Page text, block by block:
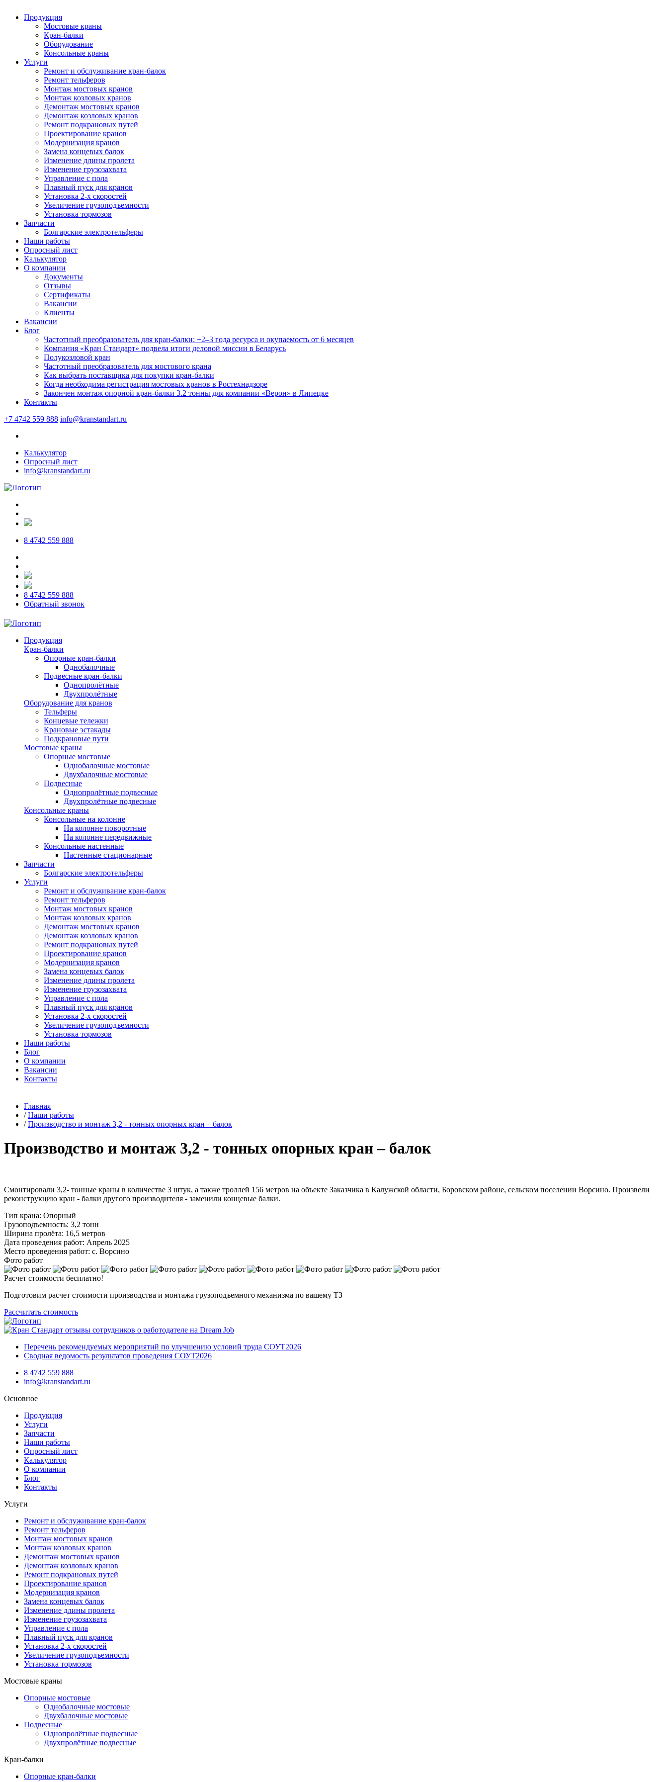
Продукция
Мостовые краны
Кран-балки
Оборудование
Консольные краны
Услуги
Ремонт и обслуживание кран-балок
Ремонт тельферов
Монтаж мостовых кранов
Монтаж козловых кранов
Демонтаж мостовых кранов
Демонтаж козловых кранов
Ремонт подкрановых путей
Проектирование кранов
Модернизация кранов
Замена концевых балок
Изменение длины пролета
Изменение грузозахвата
Управление с пола
Плавный пуск для кранов
Установка 2-х скоростей
Увеличение грузоподъемности
Установка тормозов
Запчасти
Болгарские электротельферы
Наши работы
Опросный лист
Калькулятор
О компании
Документы
Отзывы
Сертификаты
Вакансии
Клиенты
Вакансии
Блог
Частотный преобразователь для кран-балки: +2–3 года ресурса и окупаемость от 6 месяцев
Компания «Кран Стандарт» подвела итоги деловой миссии в Беларусь
Полукозловой кран
Частотный преобразователь для мостового крана
Как выбрать поставщика для покупки кран-балки
Когда необходима регистрация мостовых кранов в Ростехнадзоре
Закончен монтаж опорной кран-балки 3.2 тонны для компании «Верон» в Липецке
Контакты
+7 4742 559 888 info@kranstandart.ru
Калькулятор
Опросный лист
info@kranstandart.ru
8 4742 559 888
8 4742 559 888
Обратный звонок
Продукция
Кран-балки
Опорные кран-балки
Однобалочные
Подвесные кран-балки
Однопролётные
Двухпролётные
Оборудование для кранов
Тельферы
Концевые тележки
Крановые эстакады
Подкрановые пути
Мостовые краны
Опорные мостовые
Однобалочные мостовые
Двухбалочные мостовые
Подвесные
Однопролётные подвесные
Двухпролётные подвесные
Консольные краны
Консольные на колонне
На колонне поворотные
На колонне передвижные
Консольные настенные
Настенные стационарные
Запчасти
Болгарские электротельферы
Услуги
Ремонт и обслуживание кран-балок
Ремонт тельферов
Монтаж мостовых кранов
Монтаж козловых кранов
Демонтаж мостовых кранов
Демонтаж козловых кранов
Ремонт подкрановых путей
Проектирование кранов
Модернизация кранов
Замена концевых балок
Изменение длины пролета
Изменение грузозахвата
Управление с пола
Плавный пуск для кранов
Установка 2-х скоростей
Увеличение грузоподъемности
Установка тормозов
Наши работы
Блог
О компании
Вакансии
Контакты
Главная
/Наши работы
/Производство и монтаж 3,2 - тонных опорных кран – балок
Производство и монтаж 3,2 - тонных опорных кран – балок
Смонтировали 3,2- тонные краны в количестве 3 штук, а также троллей 156 метров на объекте Заказчика в Калужской области, Боровском районе, сельском поселении Ворсино. Произвели
реконструкцию кран - балки другого производителя - заменили концевые балки.
Тип крана: Опорный
Грузоподъемность: 3,2 тонн
Ширина пролёта: 16,5 метров
Дата проведения работ: Апрель 2025
Место проведения работ: с. Ворсино
Фото работ
Расчет стоимости бесплатно!
Подготовим расчет стоимости производства и монтажа грузоподъемного механизма по вашему ТЗ
Рассчитать стоимость
Перечень рекомендуемых мероприятий по улучшению условий труда СОУТ2026
Сводная ведомость результатов проведения СОУТ2026
8 4742 559 888
info@kranstandart.ru
Основное
Продукция
Услуги
Запчасти
Наши работы
Опросный лист
Калькулятор
О компании
Блог
Контакты
Услуги
Ремонт и обслуживание кран-балок
Ремонт тельферов
Монтаж мостовых кранов
Монтаж козловых кранов
Демонтаж мостовых кранов
Демонтаж козловых кранов
Ремонт подкрановых путей
Проектирование кранов
Модернизация кранов
Замена концевых балок
Изменение длины пролета
Изменение грузозахвата
Управление с пола
Плавный пуск для кранов
Установка 2-х скоростей
Увеличение грузоподъемности
Установка тормозов
Мостовые краны
Опорные мостовые
Однобалочные мостовые
Двухбалочные мостовые
Подвесные
Однопролётные подвесные
Двухпролётные подвесные
Кран-балки
Опорные кран-балки